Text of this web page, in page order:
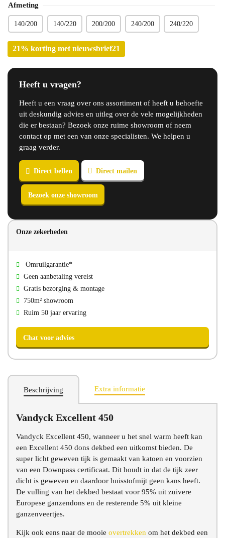
Afmeting
140/200 140/220 200/200 240/200 240/220
21% korting met nieuwsbrief21
Heeft u vragen?
Heeft u een vraag over ons assortiment of heeft u behoefte
uit deskundig advies en uitleg over de vele mogelijkheden
die er bestaan? Bezoek onze ruime showroom of neem
contact op met een van onze specialisten. We helpen u
graag verder.
Direct bellen
Onze zekerheden
Omruilgarantie*
Geen aanbetaling vereist
Gratis bezorging & montage
750m² showroom
Ruim 50 jaar ervaring
Chat voor advies
Beschrijving Extra informatie
Vandyck Excellent 450
Vandyck Excellent 450, wanneer u het snel warm heeft kan
een Excellent 450 dons dekbed een uitkomst bieden. De
super licht geweven tijk is gemaakt van katoen en voorzien
van een Downpass certificaat. Dit houdt in dat de tijk zeer
dicht is geweven en daardoor huisstofmijt geen kans heeft.
De vulling van het dekbed bestaat voor 95% uit zuivere
Europese ganzendons en de resterende 5% uit kleine
ganzenveertjes.
Kijk ook eens naar de mooie overtrekken om het dekbed een